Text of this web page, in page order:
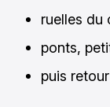
ruelles du
ponts,
puis